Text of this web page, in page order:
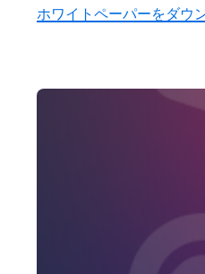
ホワイトペーパーをダウ